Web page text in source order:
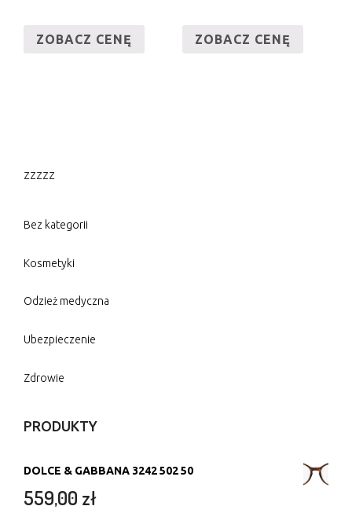
ZOBACZ CENĘ ZOBACZ CENĘ
zzzzz
Bez kategorii
Kosmetyki
Odzież medyczna
Ubezpieczenie
Zdrowie
PRODUKTY
DOLCE & GABBANA 3242 502 50
559,00 zł